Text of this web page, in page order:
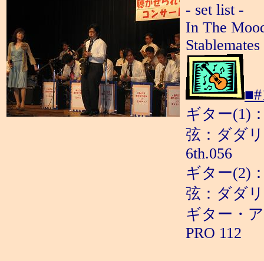
- set list -
In The
ギター(1)
弦：ダダリ
6th.056
ギター(2)
弦：ダダ
ギター・
PRO 112